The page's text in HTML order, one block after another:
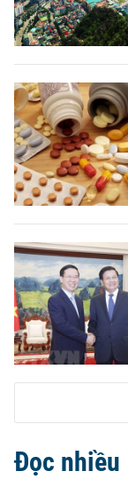
Đọc nhiều